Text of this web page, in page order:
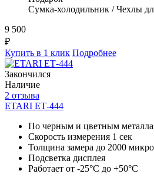
Сумка-холодильник / Чехлы
9 500
₽
Купить в 1 клик Подробнее
Закончился
Наличие
2 отзыва
ETARI ЕТ-444
По черным и цветным
Скорость измерения 1 сек
Толщина замера до 2000
Подсветка дисплея
Работает от -25°C до +50°C